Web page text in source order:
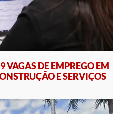
VAGAS DE EMPREGO EM
E SERVIÇOS